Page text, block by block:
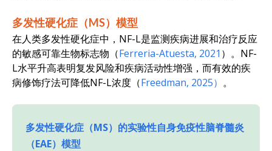
多发性硬化症（MS）模型
在人类多发性硬化症中，NF-L是监测疾病进展和治疗反应
的敏感可靠生物标志物（Ferreria-Atuesta, 2021 ）。NF-
L水平升高表明复发风险和疾病活动性增强，而有效的疾
病修饰疗法可降低NF-L浓度（Freedman, 2025） 。
多发性硬化症（MS）的实验性自身免疫性脑脊髓炎
（EAE）模型